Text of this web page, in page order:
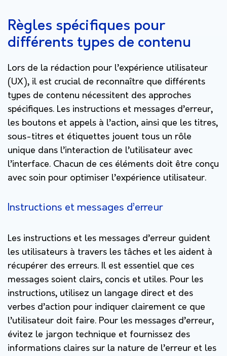
Règles spécifiques pour
différents types de contenu
Lors de la rédaction pour l’expérience utilisateur
(UX), il est crucial de reconnaître que différents
types de contenu nécessitent des approches
spécifiques. Les instructions et messages d’erreur,
les boutons et appels à l’action, ainsi que les titres,
sous-titres et étiquettes jouent tous un rôle
unique dans l’interaction de l’utilisateur avec
l’interface. Chacun de ces éléments doit être conçu
avec soin pour optimiser l’expérience utilisateur.
Instructions et messages d’erreur
Les instructions et les messages d’erreur guident
les utilisateurs à travers les tâches et les aident à
récupérer des erreurs. Il est essentiel que ces
messages soient clairs, concis et utiles. Pour les
instructions, utilisez un langage direct et des
verbes d’action pour indiquer clairement ce que
l’utilisateur doit faire. Pour les messages d’erreur,
évitez le jargon technique et fournissez des
informations claires sur la nature de l’erreur et les